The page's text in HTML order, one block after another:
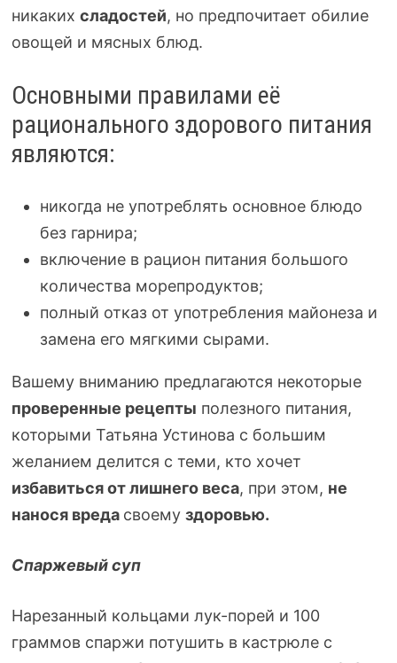
никаких сладостей, но предпочитает обилие
овощей и мясных блюд.
Основными правилами её
рационального здорового питания
являются:
никогда не употреблять основное блюдо
без гарнира;
включение в рацион питания большого
количества морепродуктов;
полный отказ от употребления майонеза и
замена его мягкими сырами.
Вашему вниманию предлагаются некоторые
проверенные рецепты полезного питания,
которыми Татьяна Устинова с большим
желанием делится с теми, кто хочет
избавиться от лишнего веса, при этом, не
нанося вреда своему здоровью.
Спаржевый суп
Нарезанный кольцами лук-порей и 100
граммов спаржи потушить в кастрюле с